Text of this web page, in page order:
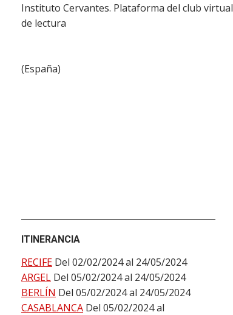
Instituto Cervantes. Plataforma del club virtual
de lectura
(España)
ITINERANCIA
RECIFE Del 02/02/2024 al 24/05/2024
ARGEL Del 05/02/2024 al 24/05/2024
BERLÍN Del 05/02/2024 al 24/05/2024
CASABLANCA Del 05/02/2024 al